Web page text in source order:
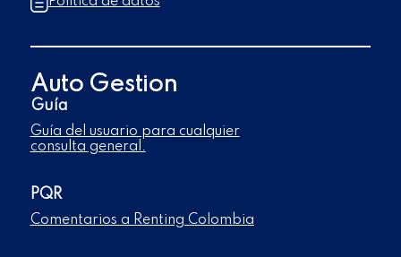
Auto Gestion
Guía
Guía del usuario para cualquier
consulta general.
PQR
Comentarios a Renting Colombia